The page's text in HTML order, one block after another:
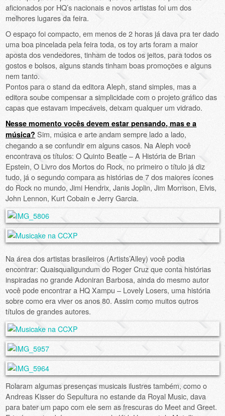
aficionados por HQ’s nacionais e novos artistas foi um dos
melhores lugares da feira.
O espaço foi compacto, em menos de 2 horas já dava pra ter dado
uma boa pincelada pela feira toda, os toy arts foram a maior
aposta dos vendedores, tinham de todos os jeitos, para todos os
gostos e bolsos, alguns stands tinham boas promoções e alguns
nem tanto.
Pontos para o stand da editora Aleph, stand simples, mas a
editora soube compensar a simplicidade com o projeto gráfico das
capas que estavam impecáveis, deixam qualquer um vidrado.
Nesse momento vocês devem estar pensando, mas e a
música? Sim, música e arte andam sempre lado a lado,
chegando a se confundir em alguns casos. Na Aleph você
encontrava os títulos: O Quinto Beatle – A História de Brian
Epstein, O Livro dos Mortos do Rock, no primeiro o título já diz
tudo, já o segundo compara as histórias de 7 dos maiores ícones
do Rock no mundo, Jimi Hendrix, Janis Joplin, Jim Morrison, Elvis,
John Lennon, Kurt Cobain e Jerry Garcia.
Na área dos artistas brasileiros (Artists’Alley) você podia
encontrar: Quaisqualigundum do Roger Cruz que conta histórias
inspiradas no grande Adoniran Barbosa, ainda do mesmo autor
você pode encontrar a HQ Xampu – Lovely Losers, uma história
sobre como era viver os anos 80. Assim como muitos outros
títulos de grandes autores.
Rolaram algumas presenças musicais ilustres também, como o
Andreas Kisser do Sepultura no estande da Royal Music, dava
para bater um papo com ele sem as frescuras do Meet and Greet.